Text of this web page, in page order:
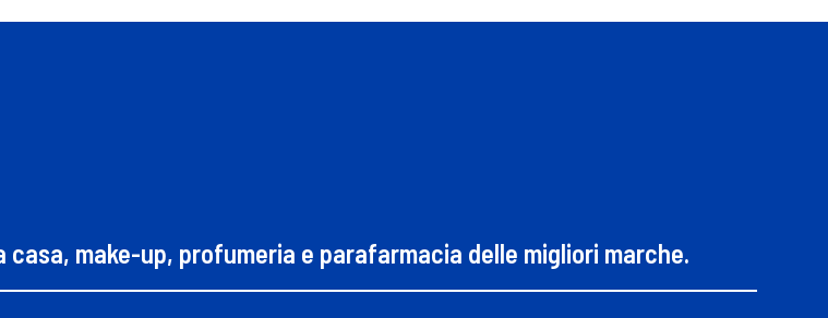
casa, make-up, profumeria e parafarmacia delle migliori marche.